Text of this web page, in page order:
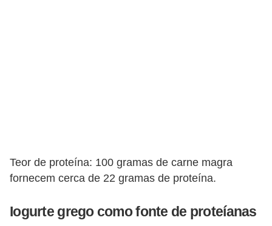
Teor de proteína: 100 gramas de carne magra
fornecem cerca de 22 gramas de proteína.
Iogurte grego como fonte de proteíanas